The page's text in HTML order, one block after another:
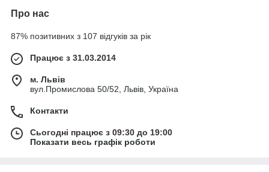
Про нас
87% позитивних з 107 відгуків за рік
Працює з 31.03.2014
м. Львів
вул.Промислова 50/52, Львів, Україна
Контакти
Сьогодні працює з 09:30 до 19:00
Показати весь графік роботи